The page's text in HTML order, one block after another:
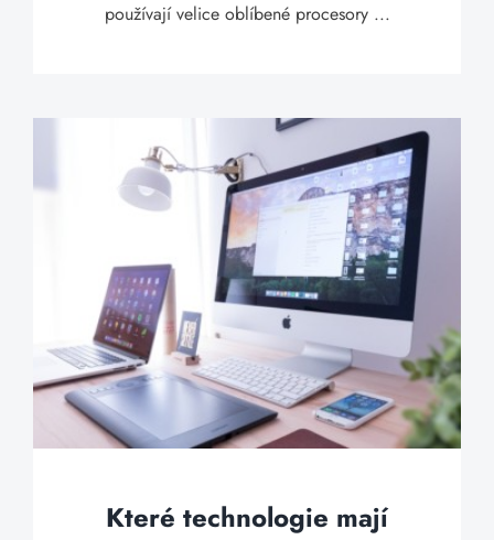
používají velice oblíbené procesory ...
Které technologie mají